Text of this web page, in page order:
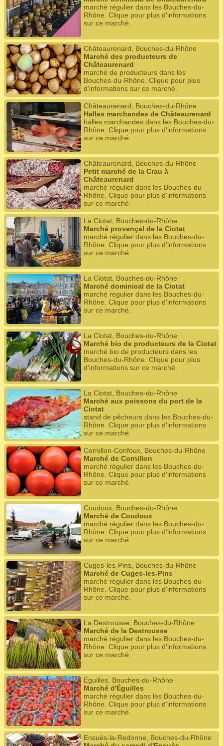
marché régulier dans les Bouches-du-
Rhône. Clique pour plus d'informations
sur ce marché.
Châteaurenard, Bouches-du-Rhône
Marché des producteurs de
Châteaurenard
marché de producteurs dans les
Bouches-du-Rhône. Clique pour plus
d'informations sur ce marché.
Châteaurenard, Bouches-du-Rhône
Halles marchandes de Châteaurenard
halles marchandes dans les Bouches-du-
Rhône. Clique pour plus d'informations
sur ce marché.
Châteaurenard, Bouches-du-Rhône
Petit marché de la Crau à
Châteaurenard
marché régulier dans les Bouches-du-
Rhône. Clique pour plus d'informations
sur ce marché.
La Ciotat, Bouches-du-Rhône
Marché provençal de la Ciotat
marché régulier dans les Bouches-du-
Rhône. Clique pour plus d'informations
sur ce marché.
La Ciotat, Bouches-du-Rhône
Marché dominical de la Ciotat
marché régulier dans les Bouches-du-
Rhône. Clique pour plus d'informations
sur ce marché.
La Ciotat, Bouches-du-Rhône
Marché bio de producteurs de la Ciotat
marché bio de producteurs dans les
Bouches-du-Rhône. Clique pour plus
d'informations sur ce marché.
La Ciotat, Bouches-du-Rhône
Marché aux poissons du port de la
Ciotat
stand de pêcheurs dans les Bouches-du-
Rhône. Clique pour plus d'informations
sur ce marché.
Cornillon-Confoux, Bouches-du-Rhône
Marché de Cornillon
marché régulier dans les Bouches-du-
Rhône. Clique pour plus d'informations
sur ce marché.
Coudoux, Bouches-du-Rhône
Marché de Coudoux
marché régulier dans les Bouches-du-
Rhône. Clique pour plus d'informations
sur ce marché.
Cuges-les-Pins, Bouches-du-Rhône
Marché de Cuges-les-Pins
marché régulier dans les Bouches-du-
Rhône. Clique pour plus d'informations
sur ce marché.
La Destrousse, Bouches-du-Rhône
Marché de la Destrousse
marché régulier dans les Bouches-du-
Rhône. Clique pour plus d'informations
sur ce marché.
Éguilles, Bouches-du-Rhône
Marché d'Éguilles
marché régulier dans les Bouches-du-
Rhône. Clique pour plus d'informations
sur ce marché.
Ensuès-la-Redonne, Bouches-du-Rhône